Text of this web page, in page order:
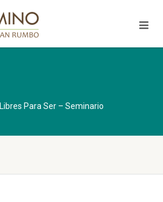
Libres Para Ser – Seminario